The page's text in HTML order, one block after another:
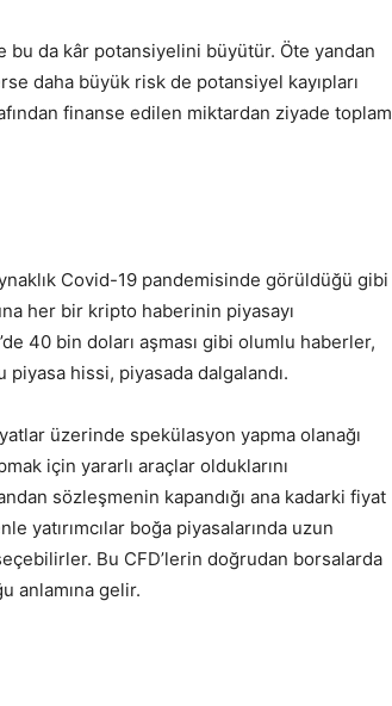
bu da kâr potansiyelini büyütür. Öte yandan
daha büyük risk de potansiyel kayıpları
finanse edilen miktardan ziyade toplam
Covid-19 pandemisinde görüldüğü gibi
her bir kripto haberinin piyasayı
40 bin doları aşması gibi olumlu haberler,
piyasa hissi, piyasada dalgalandı.
üzerinde spekülasyon yapma olanağı
için yararlı araçlar olduklarını
sözleşmenin kapandığı ana kadarki fiyat
yatırımcılar boğa piyasalarında uzun
Bu CFD’lerin doğrudan borsalarda
anlamına gelir.